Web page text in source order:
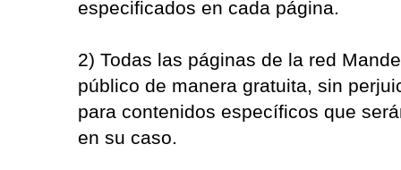
especificados en cada página.
2) Todas las páginas de la red
público de manera gratuita, sin
para contenidos específicos que
en su caso.